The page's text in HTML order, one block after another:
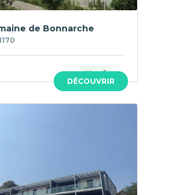
DÉCOUVRIR
de Bonnarche
Neuf